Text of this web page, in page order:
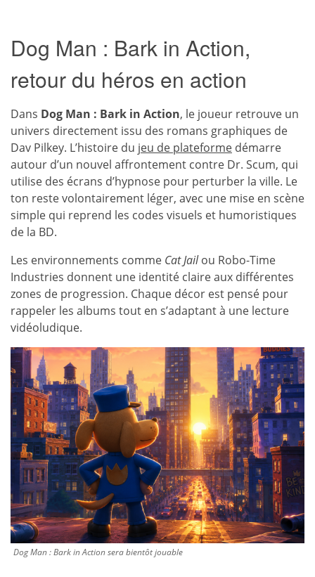
Dog Man : Bark in Action,
retour du héros en action
Dans Dog Man : Bark in Action, le joueur retrouve un
univers directement issu des romans graphiques de
Dav Pilkey. L’histoire du jeu de plateforme démarre
autour d’un nouvel affrontement contre Dr. Scum, qui
utilise des écrans d’hypnose pour perturber la ville. Le
ton reste volontairement léger, avec une mise en scène
simple qui reprend les codes visuels et humoristiques
de la BD.
Les environnements comme Cat Jailou Robo-Time
Industries donnent une identité claire aux différentes
zones de progression. Chaque décor est pensé pour
rappeler les albums tout en s’adaptant à une lecture
vidéoludique.
Dog Man : Bark in Action sera bientôt jouable